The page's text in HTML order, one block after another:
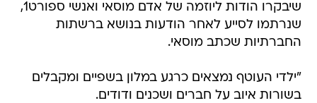
שיבקרו הודות ליוזמה של אדם מוסאי ואנשי ספורט1,
שנרתמו לסייע לאחר הודעות בנושא ברשתות
החברתיות שכתב מוסאי.
"ילדי העוטף נמצאים כרגע במלון בשפיים ומקבלים
בשורות איוב על חברים ושכנים ודודים.